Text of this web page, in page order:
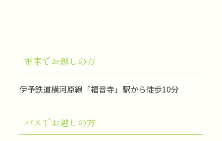
電車でお越しの方
伊予鉄道横河原線「福音寺」駅から徒歩10分
バスでお越しの方